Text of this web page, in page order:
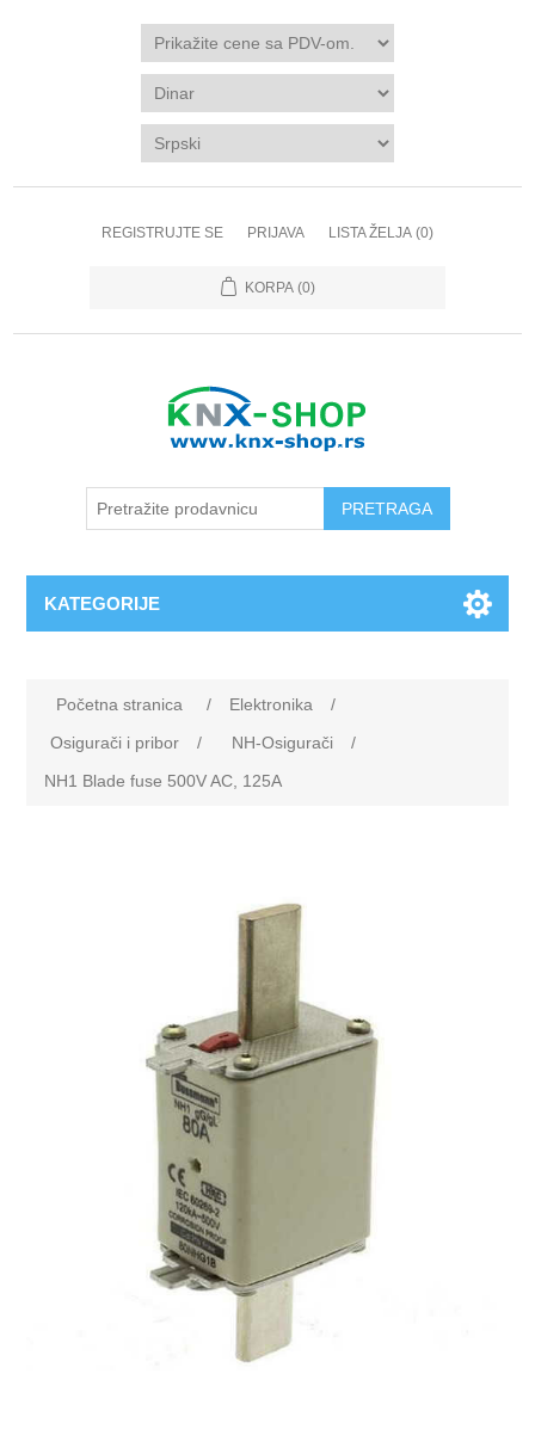
REGISTRUJTE SE PRIJAVA LISTA ŽELJA (0)
KORPA (0)
KATEGORIJE
Početna stranica / Elektronika
/
Osigurači i pribor
/ NH-Osigurači
/
NH1 Blade fuse 500V AC, 125A